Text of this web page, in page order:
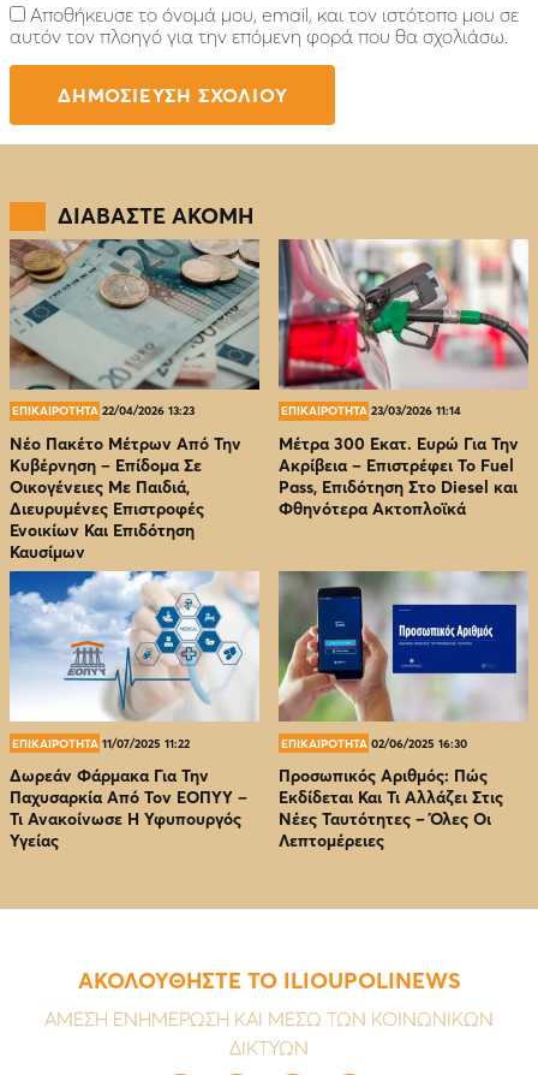
Αποθήκευσε το όνομά μου, email, και τον ιστότοπο μου σε
αυτόν τον πλοηγό για την επόμενη φορά που θα σχολιάσω.
ΔΙΑΒΑΣΤΕ ΑΚΟΜΗ
ΕΠΙΚΑΙΡΟΤΗΤΑ 22/04/2026 13:23
Νέο Πακέτο Μέτρων Από Την
Κυβέρνηση – Επίδομα Σε
Οικογένειες Με Παιδιά,
Διευρυμένες Επιστροφές
Ενοικίων Και Επιδότηση
Καυσίμων
ΕΠΙΚΑΙΡΟΤΗΤΑ 23/03/2026 11:14
Μέτρα 300 Εκατ. Ευρώ Για Την
Ακρίβεια – Επιστρέφει Το Fuel
Pass, Επιδότηση Στο Diesel και
Φθηνότερα Ακτοπλοϊκά
ΕΠΙΚΑΙΡΟΤΗΤΑ 11/07/2025 11:22
Δωρεάν Φάρμακα Για Την
Παχυσαρκία Από Τον EOΠΥΥ –
Τι Ανακοίνωσε Η Υφυπουργός
Υγείας
ΕΠΙΚΑΙΡΟΤΗΤΑ 02/06/2025 16:30
Προσωπικός Αριθμός: Πώς
Εκδίδεται Και Τι Αλλάζει Στις
Νέες Ταυτότητες – Όλες Οι
Λεπτομέρειες
ΑΚΟΛΟΥΘΗΣΤΕ ΤΟ ILIOUPOLINEWS
ΑΜΕΣΗ ΕΝΗΜΕΡΩΣΗ ΚΑΙ ΜΕΣΩ ΤΩΝ ΚΟΙΝΩΝΙΚΩΝ
ΔΙΚΤΥΩΝ